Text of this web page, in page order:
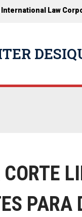
Law
PARA